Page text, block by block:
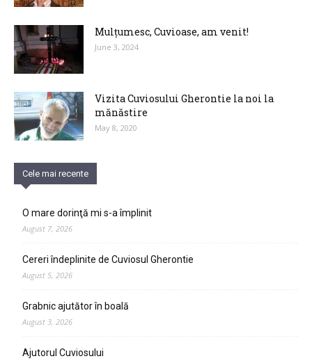
Mulțumesc, Cuvioase, am venit!
June 3, 2024
Vizita Cuviosului Gherontie la noi la
mănăstire
May 8, 2020
Cele mai recente
O mare dorinţă mi s-a împlinit
August 7, 2026
Cereri îndeplinite de Cuviosul Gherontie
August 5, 2026
Grabnic ajutător în boală
August 3, 2026
Ajutorul Cuviosului